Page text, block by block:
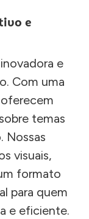
e
e
Com uma
oferecem
temas
Nossas
visuais,
formato
para quem
e eficiente.